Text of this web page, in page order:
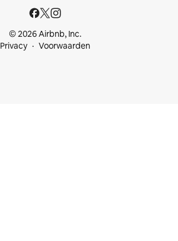
© 2026 Airbnb, Inc.
Privacy
Voorwaarden